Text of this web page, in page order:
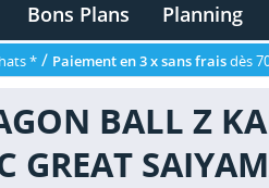
Bons Plans Planning
* / Paiement en 3 x sans fraisdès
BALL Z
GREAT